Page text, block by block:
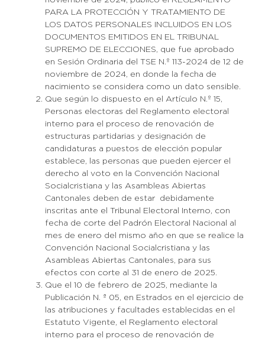
PARA LA PROTECCIÓN Y TRATAMIENTO DE
LOS DATOS PERSONALES INCLUIDOS EN LOS
DOCUMENTOS EMITIDOS EN EL TRIBUNAL
SUPREMO DE ELECCIONES, que fue aprobado
en Sesión Ordinaria del TSE N.º 113-2024 de 12 de
noviembre de 2024, en donde la fecha de
nacimiento se considera como un dato sensible.
Que según lo dispuesto en el Artículo N.º 15,
Personas electoras del Reglamento electoral
interno para el proceso de renovación de
estructuras partidarias y designación de
candidaturas a puestos de elección popular
establece, las personas que pueden ejercer el
derecho al voto en la Convención Nacional
Socialcristiana y las Asambleas Abiertas
Cantonales deben de estar debidamente
inscritas ante el Tribunal Electoral Interno, con
fecha de corte del Padrón Electoral Nacional al
mes de enero del mismo año en que se realice la
Convención Nacional Socialcristiana y las
Asambleas Abiertas Cantonales, para sus
efectos con corte al 31 de enero de 2025.
Que el 10 de febrero de 2025, mediante la
Publicación N. ª 05, en Estrados en el ejercicio de
las atribuciones y facultades establecidas en el
Estatuto Vigente, el Reglamento electoral
interno para el proceso de renovación de